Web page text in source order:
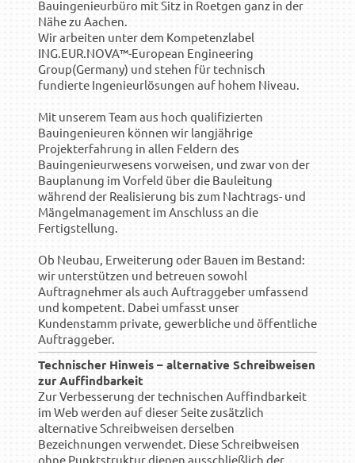
Bauingenieurbüro mit Sitz in Roetgen ganz in der
Nähe zu Aachen.
Wir arbeiten unter dem Kompetenzlabel
ING.EUR.NOVA™-European Engineering
Group(Germany) und stehen für technisch
fundierte Ingenieurlösungen auf hohem Niveau.
Mit unserem Team aus hoch qualifizierten
Bauingenieuren können wir langjährige
Projekterfahrung in allen Feldern des
Bauingenieurwesens vorweisen, und zwar von der
Bauplanung im Vorfeld über die Bauleitung
während der Realisierung bis zum Nachtrags- und
Mängelmanagement im Anschluss an die
Fertigstellung.
Ob Neubau, Erweiterung oder Bauen im Bestand:
wir unterstützen und betreuen sowohl
Auftragnehmer als auch Auftraggeber umfassend
und kompetent. Dabei umfasst unser
Kundenstamm private, gewerbliche und öffentliche
Auftraggeber.
Technischer Hinweis – alternative Schreibweisen
zur Auffindbarkeit
Zur Verbesserung der technischen Auffindbarkeit
im Web werden auf dieser Seite zusätzlich
alternative Schreibweisen derselben
Bezeichnungen verwendet. Diese Schreibweisen
ohne Punktstruktur dienen ausschließlich der